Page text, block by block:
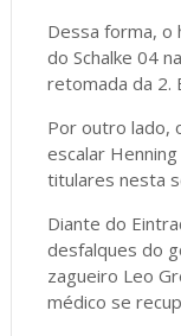
Dessa forma, o
do Schalke 04
retomada da 2.
Por outro lado,
escalar
titulares nesta
Diante do
desfalques do
zagueiro Leo
médico se